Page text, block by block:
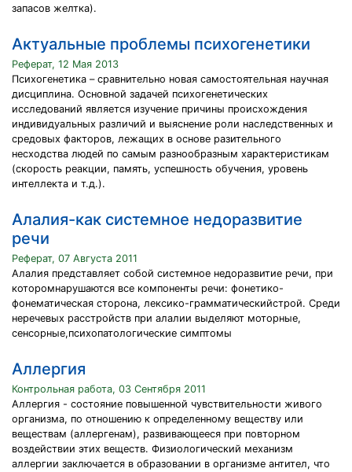
запасов желтка).
Актуальные проблемы психогенетики
Реферат, 12 Мая 2013
Психогенетика – сравнительно новая самостоятельная научная
дисциплина. Основной задачей психогенетических
исследований является изучение причины происхождения
индивидуальных различий и выяснение роли наследственных и
средовых факторов, лежащих в основе разительного
несходства людей по самым разнообразным характеристикам
(скорость реакции, память, успешность обучения, уровень
интеллекта и т.д.).
Алалия-как системное недоразвитие
речи
Реферат, 07 Августа 2011
Алалия представляет собой системное недоразвитие речи, при
которомнарушаются все компоненты речи: фонетико-
фонематическая сторона, лексико-грамматическийстрой. Среди
неречевых расстройств при алалии выделяют моторные,
сенсорные,психопатологические симптомы
Аллергия
Контрольная работа, 03 Сентября 2011
Аллергия - состояние повышенной чувствительности живого
организма, по отношению к определенному веществу или
веществам (аллергенам), развивающееся при повторном
воздействии этих веществ. Физиологический механизм
аллергии заключается в образовании в организме антител, что